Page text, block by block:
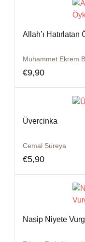
Allah’ı Hatırlatan
Muhammet Ekrem
€9,90
Üvercinka
Cemal Süreya
€5,90
Nasip Niyete